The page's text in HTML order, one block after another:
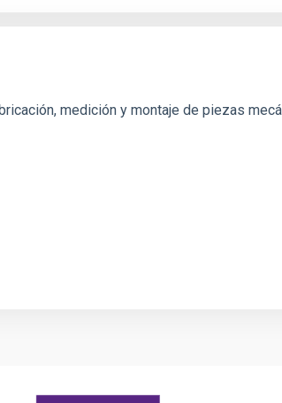
medición y montaje de piezas